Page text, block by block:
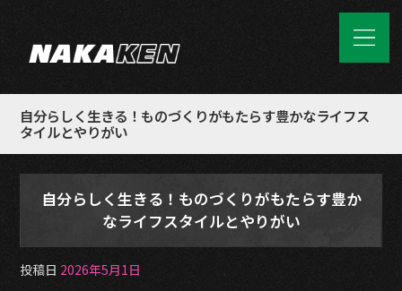
自分らしく生きる！ものづくりがもたらす豊かなライフス
タイルとやりがい
自分らしく生きる！ものづくりがもたらす豊か
なライフスタイルとやりがい
投稿日 2026年5月1日